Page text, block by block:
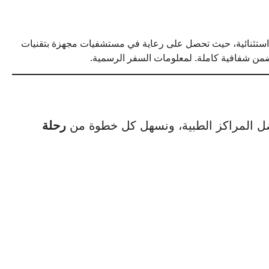
حيث تحصل على رعاية في مستشفيات مجهزة بتقنيات
شفافية كاملة. لمعلومات السفر الرسمية.
المراكز الطبية، ونسهل كل خطوة من رحلة